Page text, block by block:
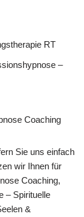
RT
–
Coaching
Sie uns einfach
wir Ihnen für
Coaching,
– Spirituelle
&